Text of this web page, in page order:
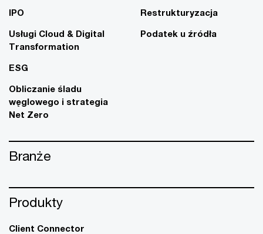
IPO
Usługi Cloud & Digital
Transformation
ESG
Obliczanie śladu
węglowego i strategia
Net Zero
Restrukturyzacja
Podatek u źródła
Branże
Produkty
Client Connector